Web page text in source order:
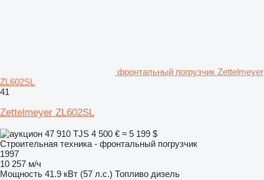
фронтальный погрузчик Zettelmeyer
ZL602SL
41
Zettelmeyer ZL602SL
47 910 TJS 4 500 € ≈ 5 199 $
Строительная техника - фронтальный погрузчик
1997
10 257 м/ч
Мощность 41.9 кВт (57 л.с.) Топливо дизель